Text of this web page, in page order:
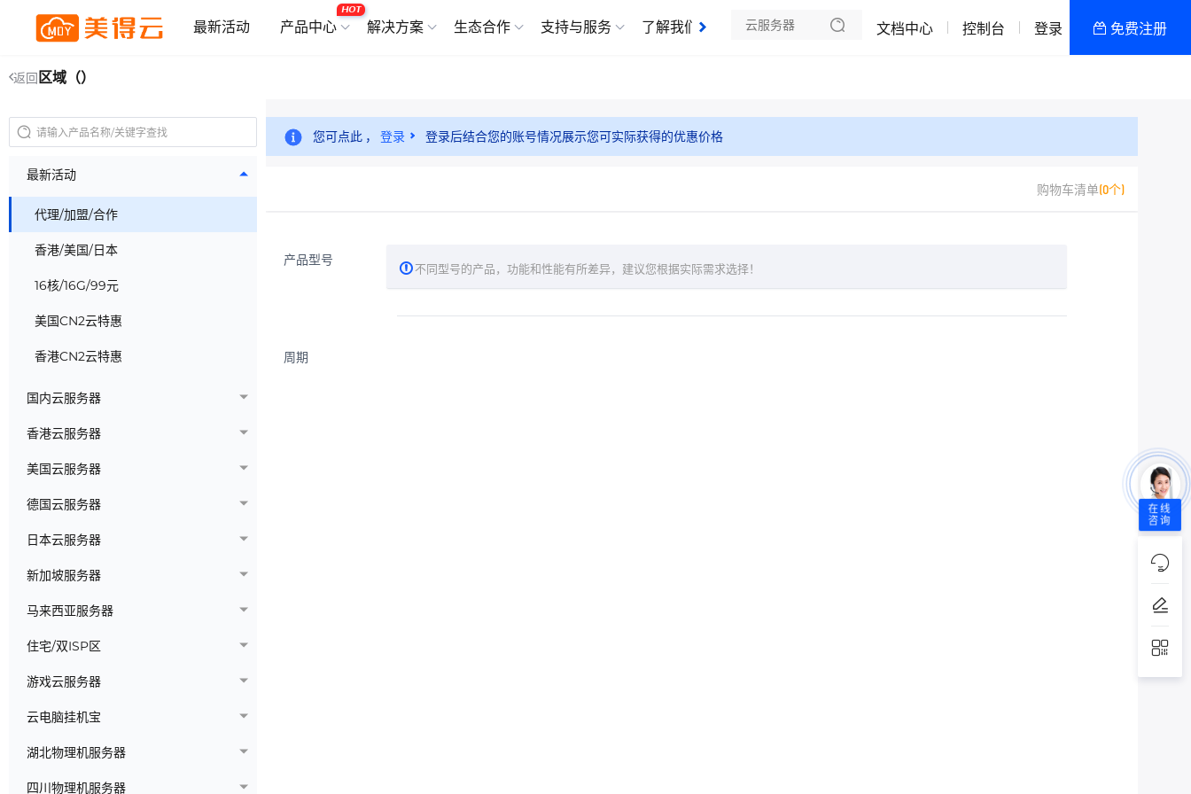
最新活动 产品中心
HOT
解决方案 生态合作 支持与服务 了解我们 文档中心 控制台 登录 免费注册
返回 区域（）
最新活动
代理/加盟/合作
香港/美国/日本
16核/16G/99元
美国CN2云特惠
香港CN2云特惠
国内云服务器
香港云服务器
美国云服务器
德国云服务器
日本云服务器
新加坡服务器
马来西亚服务器
住宅/双ISP区
游戏云服务器
云电脑挂机宝
湖北物理机服务器
四川物理机服务器
您可点此 ， 登录 登录后结合您的账号情况展示您可实际获得的优惠价格
购物车清单(0个)
产品型号
不同型号的产品，功能和性能有所差异，建议您根据实际需求选择！
周期
在线
咨询